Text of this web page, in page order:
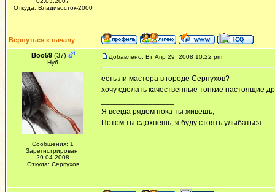
Откуда: Владивосток-2000
Вернуться к началу
Boo59(37)
Нуб
Сообщения: 1
Зарегистрирован:
29.04.2008
Откуда: Серпухов
Добавлено: Вт Апр 29, 2008 10:22 pm
есть ли мастера в городе Серпухов?
хочу сделать качественные тонкие настоящие
Я всегда рядом пока ты живёшь,
Потом ты сдохнешь, я буду стоять улыбаться.